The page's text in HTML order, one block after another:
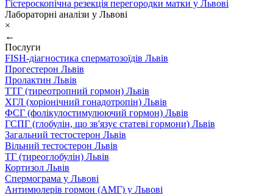
Гістероскопічна резекція перегородки матки у Львові
Лабораторні аналізи у Львові
×
←
Послуги
FISH-діагностика сперматозоїдів Львів
Прогестерон Львів
Пролактин Львів
ТТГ (тиреотропний гормон) Львів
ХГЛ (хоріонічний гонадотропін) Львів
ФСГ (фолікулостимулюючий гормон) Львів
ГСПГ (глобулін, що зв'язує статеві гормони) Львів
Загальний тестостерон Львів
Вільний тестостерон Львів
ТГ (тиреоглобулін) Львів
Кортизол Львів
Спермограма у Львові
Антимюлерів гормон (АМГ) у Львові